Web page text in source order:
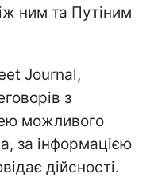
ним та Путіним
Journal,
з
можливого
за інформацією
дійсності.